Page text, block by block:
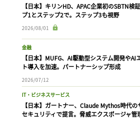
【日本】キリンHD、APAC企業初のSBTN検
プ1とステップ2で。ステップ3も視野
2026/08/01
金融
【日本】MUFG、AI駆動型システム開発やAI
ト導入を加速。パートナーシップ形成
2026/07/12
IT・ビジネスサービス
【日本】ガートナー、Claude Mythos時代の
セキュリティで提言。脅威エクスポージャ管